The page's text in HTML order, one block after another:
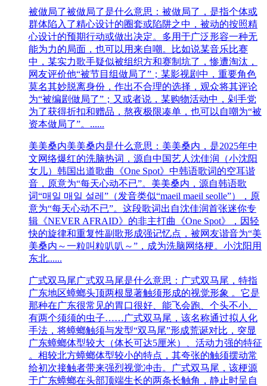
被做局了被做局了是什么意思：被做局了，是指个体或
群体陷入了精心设计的圈套或陷阱之中，被动的按照精
心设计的预期行动或做出决定。多用于广泛形容一种无
能为力的局面，也可以用来自嘲。比如说某音乐比赛
中，某实力歌手疑似被组织方和赛制坑了，惨遭淘汰，
网友评价他“被节目组做局了”；某影视剧中，重要角色
莫名其妙脱离身份，作出不合理的选择，观众将其评论
为“被编剧做局了”；又或者说，某购物活动中，剁手党
为了获得折扣和赠品，熬夜极限凑单，也可以自嘲为“被
资本做局了”。......
美美桑内‌美美桑内是什么意思：美美桑内‌，是2025年中
文网络爆红的洗脑热词，源自中国艺人沈佳润（小沈阳
女儿）韩国出道歌曲《One Spot》中韩语歌词的空耳谐
音，原意为“每天心动不已”。美美桑内‌，源自韩语歌
词“매일 매일 설레”（发音类似“maeil maeil seolle”），原
意为“每天心动不已”。这段歌词出自沈佳润首张迷你专
辑《NEVER AFRAID》的非主打曲《One Spot》，因轻
快的旋律和重复性副歌形成强记忆点，被网友谐音为“美
美桑内～一粒叫粒叭叭～”，成为洗脑网络梗。‌‌小沈阳用
东北......
广式双马尾广式双马尾是什么意思：广式双马尾，特指
广东地区蟑螂头顶两根显著触须形成的视觉形象 。它是
那种在广东很常见的胃口很好、能飞会跑、个头不小、
有两个须须的虫子……广式双马尾，​该名称通过拟人化
手法，将蟑螂触须与发型“双马尾”形成荒诞对比，突显
广东蟑螂体型较大（体长可达5厘米）、活动力强的特征
。相较北方蟑螂体型较小的特点，其夸张的触须摆动常
给初次接触者带来强烈视觉冲击。广式双马尾，该梗源
于广东蟑螂在头部顶端生长的两条长触角，静止时呈自